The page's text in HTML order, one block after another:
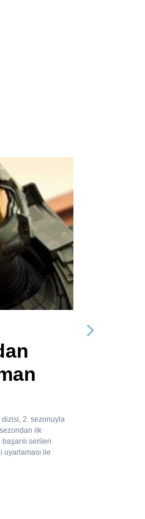
2. sezonuyla
ilk
serileri
uyarlaması ile
Sonraki